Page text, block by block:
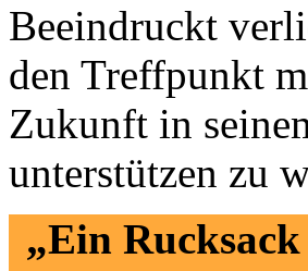
Beeindruckt
den Treffpunkt
Zukunft in
unterstützen zu
„Ein